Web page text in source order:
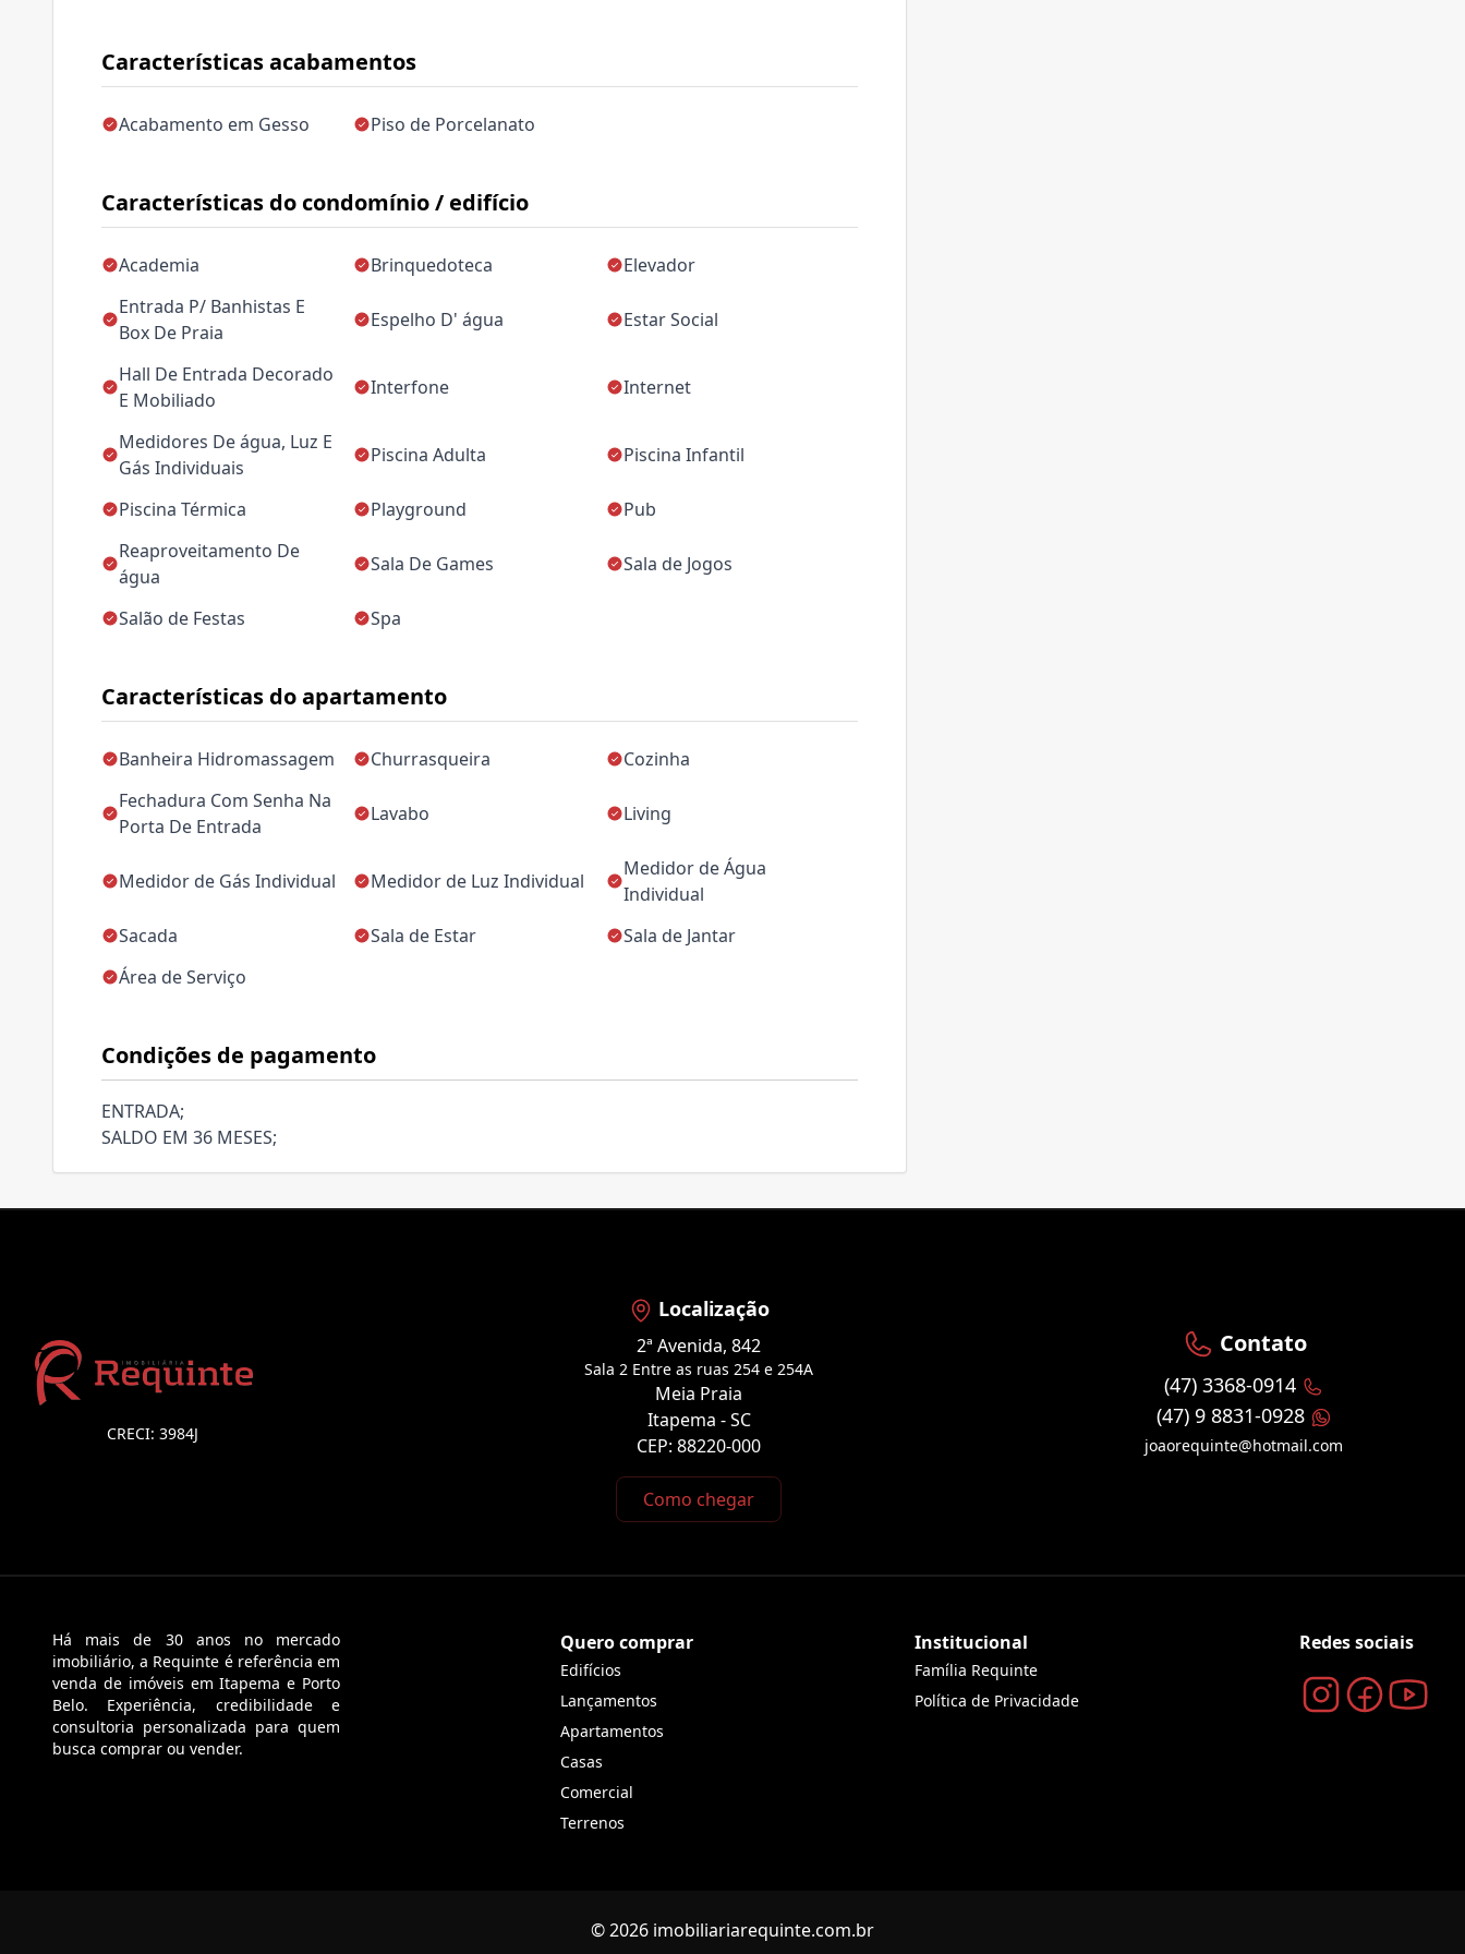
Características acabamentos
Acabamento em Gesso Piso de Porcelanato
Características do condomínio / edifício
Academia Brinquedoteca
Elevador
Entrada P/ Banhistas E
Box De Praia
Espelho D' água Estar Social
Hall De Entrada Decorado
E Mobiliado
Interfone Internet
Medidores De água, Luz E
Gás Individuais
Piscina Adulta Piscina Infantil
Piscina Térmica Playground
Pub
Reaproveitamento De
água
Sala De Games Sala de Jogos
Salão de Festas Spa
Características do apartamento
Banheira Hidromassagem Churrasqueira
Cozinha
Fechadura Com Senha Na
Porta De Entrada
Lavabo Living
Medidor de Gás Individual Medidor de Luz Individual
Medidor de Água
Individual
Sacada
Sala de Estar
Sala de Jantar
Área de Serviço
Condições de pagamento
ENTRADA;
SALDO EM 36 MESES;
CRECI: 3984J
Localização
2ª Avenida, 842
Sala 2 Entre as ruas 254 e 254A
Meia Praia
Itapema - SC
CEP: 88220-000
Como chegar
Contato
(47) 3368-0914
(47) 9 8831-0928
joaorequinte@hotmail.com
Há mais de 30 anos no mercado
imobiliário, a Requinte é referência em
venda de imóveis em Itapema e Porto
Belo. Experiência, credibilidade e
consultoria personalizada para quem
busca comprar ou vender.
Quero comprar
Edifícios
Lançamentos
Apartamentos
Casas
Comercial
Terrenos
Institucional
Família Requinte
Política de Privacidade
Redes sociais
© 2026 imobiliariarequinte.com.br